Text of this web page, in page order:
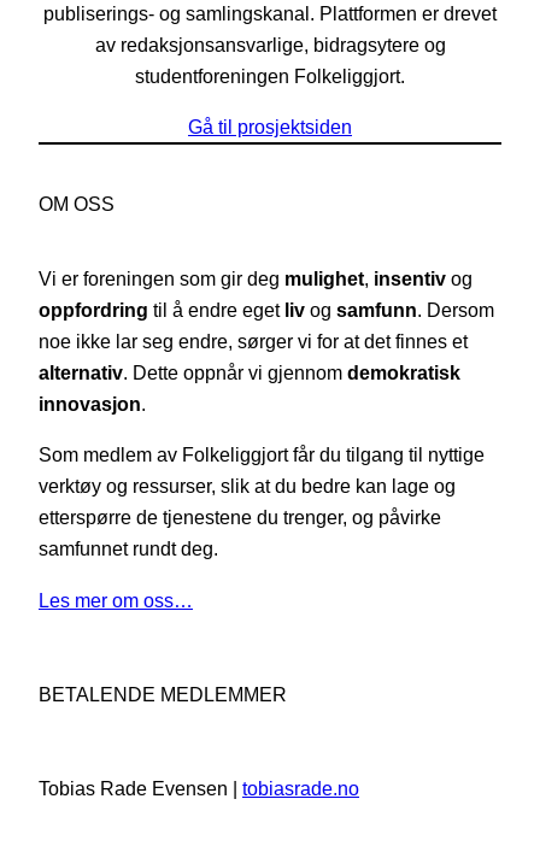
publiserings- og samlingskanal. Plattformen er drevet
av redaksjonsansvarlige, bidragsytere og
studentforeningen Folkeliggjort.
Gå til prosjektsiden
OM OSS
Vi er foreningen som gir deg mulighet, insentiv og
oppfordring til å endre eget liv og samfunn. Dersom
noe ikke lar seg endre, sørger vi for at det finnes et
alternativ. Dette oppnår vi gjennom demokratisk
innovasjon.
Som medlem av Folkeliggjort får du tilgang til nyttige
verktøy og ressurser, slik at du bedre kan lage og
etterspørre de tjenestene du trenger, og påvirke
samfunnet rundt deg.
Les mer om oss…
BETALENDE MEDLEMMER
Tobias Rade Evensen | tobiasrade.no